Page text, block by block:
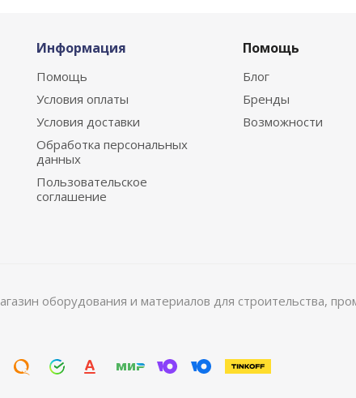
Информация
Помощь
Условия оплаты
Условия доставки
Обработка персональных
данных
Пользовательское
соглашение
Помощь
Блог
Бренды
Возможности
оборудования и материалов для строительства,